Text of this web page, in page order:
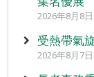
2026年8月8
受熱帶氣
2026年8月7